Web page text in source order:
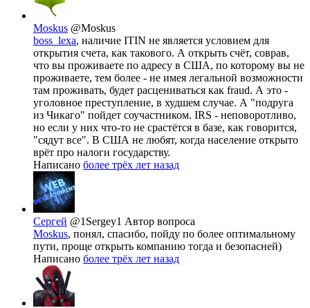
Moskus @Moskus
boss_lexa, наличие ITIN не является условием для
открытия счета, как такового. А открыть счёт, соврав,
что вы проживаете по адресу в США, по которому вы не
проживаете, тем более - не имея легальной возможности
там проживать, будет расцениваться как fraud. А это -
уголовное преступление, в худшем случае. А "подруга
из Чикаго" пойдет соучастником. IRS - неповоротливо,
но если у них что-то не срастётся в базе, как говорится,
"сядут все". В США не любят, когда население открыто
врёт про налоги государству.
Написано более трёх лет назад
Сергей @1Sergey1 Автор вопроса
Moskus, понял, спасибо, пойду по более оптимальному
пути, проще открыть компанию тогда и безопасней)
Написано более трёх лет назад